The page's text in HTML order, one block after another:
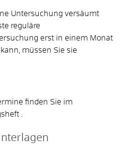
Untersuchung versäumt
reguläre
erst in einem Monat
müssen Sie sie
finden Sie im
.